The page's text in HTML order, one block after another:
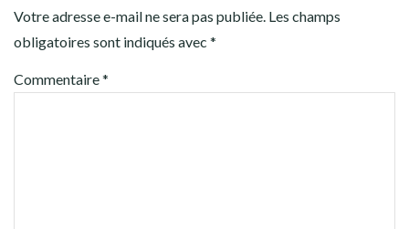
Votre adresse e-mail ne sera pas publiée. Les champs
obligatoires sont indiqués avec *
Commentaire*